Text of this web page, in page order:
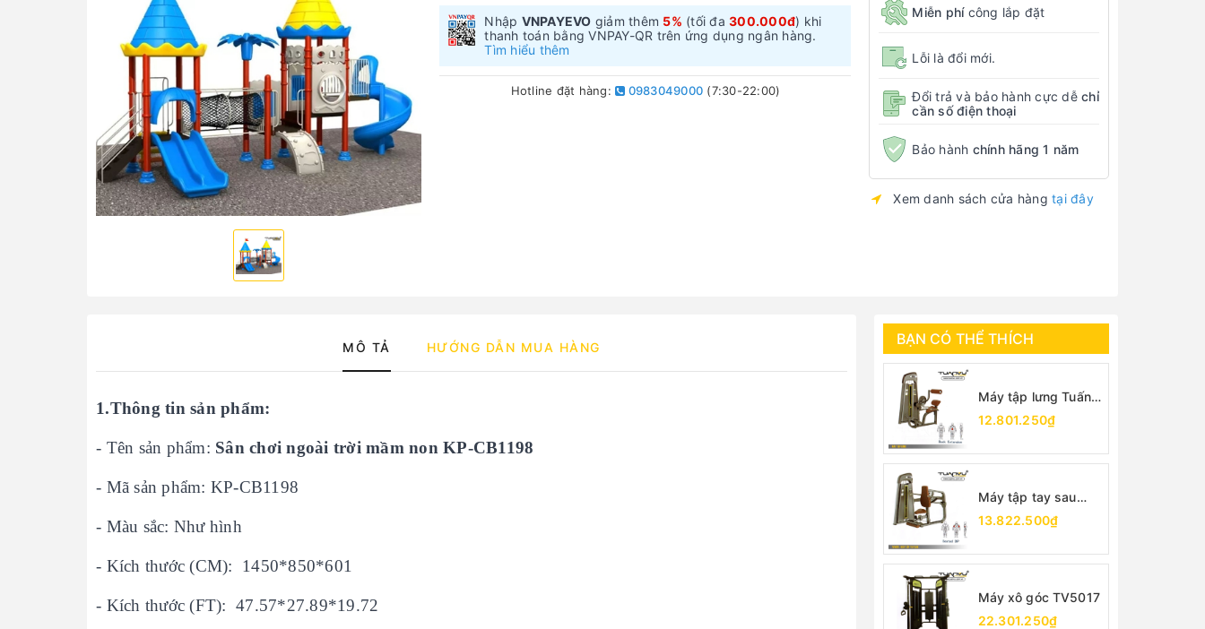
Nhập VNPAYEVO giảm thêm 5% (tối đa300.000đ) khi
thanh toán bằng VNPAY-QR trên ứng dụng ngân hàng.
Tìm hiểu thêm
Hotline đặt hàng: 0983049000 (7:30-22:00)
Miễn phícông lắp đặt
Lỗi là đổi mới.
Đổi trả và bảo hành cực dễchỉ
cần số điện thoại
Bảo hành chính hãng 1 năm
Xem danh sách cửa hàngtại đây
MÔ TẢ HƯỚNG DẪN MUA HÀNG
1.Thông tin sản phẩm:
- Tên sản phẩm: Sân chơi ngoài trời mầm non KP-CB1198
- Mã sản phẩm: KP-CB1198
- Màu sắc: Như hình
- Kích thước (CM): 1450*850*601
- Kích thước (FT): 47.57*27.89*19.72
BẠN CÓ THỂ THÍCH
Máy tập lưng Tuấn
Vũ
12.801.250₫
Máy tập tay sau
TV5026
13.822.500₫
Máy xô góc TV5017
22.301.250₫